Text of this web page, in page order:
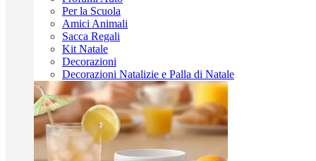
Per la Scuola
Amici Animali
Sacca Regali
Kit Natale
Decorazioni
Decorazioni Natalizie e Palla di Natale